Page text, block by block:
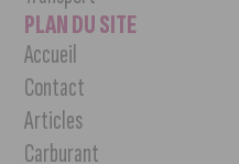
PLAN DU SITE
Accueil
Contact
Articles
Carburant